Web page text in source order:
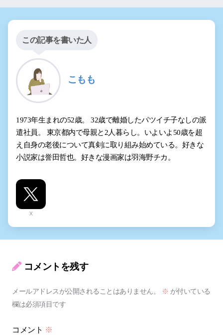
この記事を書いた人
こもも
1973年生まれの52歳。 32歳で離婚したバツイチ子なしの派
遣社員。 東京都内で母親と2人暮らし。いよいよ50歳を超
え自身の老後について真剣に取り組み始めている。好きな
小説家は誉田哲也。好きな漫画家は羽海野チカ。
X
コメントを残す
メールアドレスが公開されることはありません。 ※ が付いている
欄は必須項目です
コメント ※